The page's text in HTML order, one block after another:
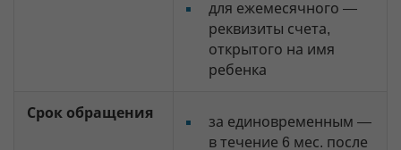
для ежемесячного —
реквизиты счета,
открытого на имя
ребенка
Срок обращения
за единовременным —
в течение 6 мес. после